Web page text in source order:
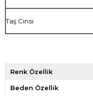
Taş Cinsi
Renk Özellik
Beden Özellik